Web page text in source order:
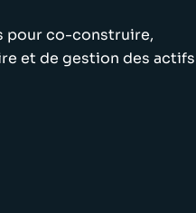
pour co-construire,
et de gestion des actifs